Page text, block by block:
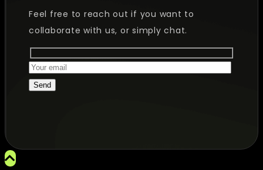
Feel free to reach out if you want to
collaborate with us, or simply chat.
Send